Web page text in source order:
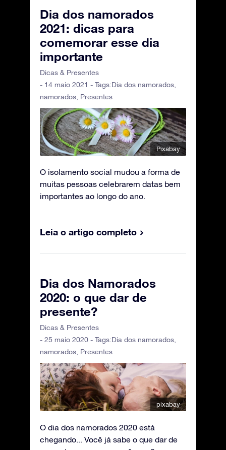
Dia dos namorados
2021: dicas para
comemorar esse dia
importante
Dicas & Presentes
- 14 maio 2021 - Tags:Dia dos namorados
namorados Presentes
Pixabay
O isolamento social mudou a forma de
muitas pessoas celebrarem datas bem
importantes ao longo do ano.
Leia o artigo completo
Dia dos Namorados
2020: o que dar de
presente?
Dicas & Presentes
- 25 maio 2020 - Tags:Dia dos namorados,
namorados, Presentes
pixabay
O dia dos namorados 2020 está
chegando... Você já sabe o que dar de